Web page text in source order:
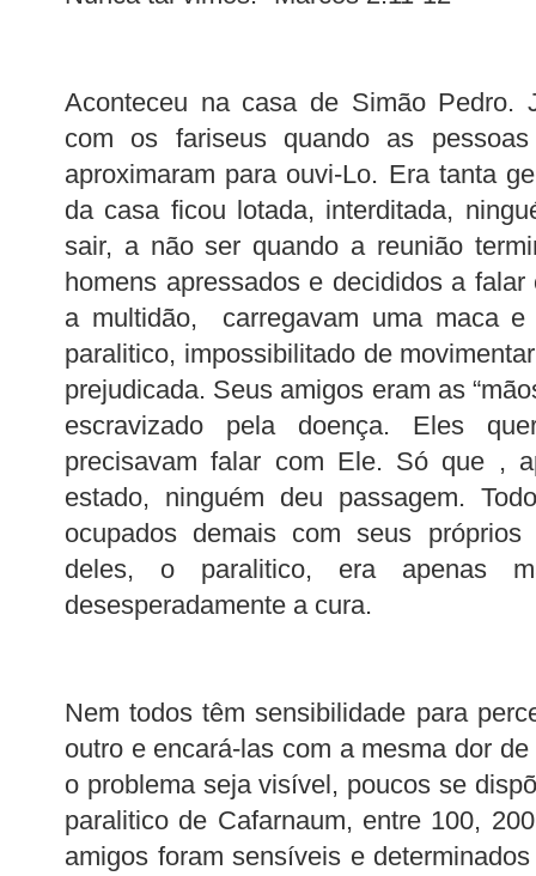
Aconteceu na casa de Simão Pedro.
com os fariseus quando as
aproximaram para ouvi-Lo. Era tanta
da casa ficou lotada, interditada,
sair, a não ser quando a reunião
homens apressados e decididos a
a multidão, carregavam uma maca e
paralitico, impossibilitado de
prejudicada. Seus amigos eram as
escravizado pela doença. Eles
precisavam falar com Ele. Só que ,
estado, ninguém deu passagem.
ocupados demais com seus
deles, o paralitico, era apenas
desesperadamente a cura.
Nem todos têm sensibilidade para
outro e encará-las com a mesma dor
o problema seja visível, poucos se
paralitico de Cafarnaum, entre 100,
amigos foram sensíveis e